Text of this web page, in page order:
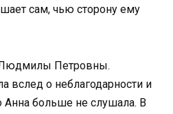
сам, чью сторону ему
Петровны.
вслед о неблагодарности и
больше не слушала. В